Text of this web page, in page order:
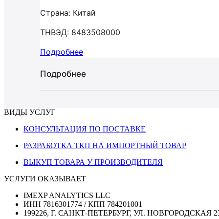
Страна: Китай
ТНВЭД: 8483508000
Подробнее
Подробнее
ВИДЫ УСЛУГ
КОНСУЛЬТАЦИЯ ПО ПОСТАВКЕ
РАЗРАБОТКА ТКП НА ИМПОРТНЫЙ ТОВАР
ВЫКУП ТОВАРА У ПРОИЗВОДИТЕЛЯ
УСЛУГИ ОКАЗЫВАЕТ
IMEXP ANALYTICS LLC
ИНН 7816301774 / КПП 784201001
199226, Г. САНКТ-ПЕТЕРБУРГ, УЛ. НОВГОРОДСКАЯ